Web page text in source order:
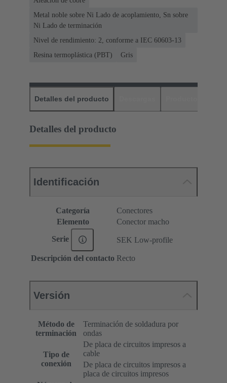
Metal noble sobre Ni Lado de acoplamiento, Sn sobre
Ni Lado de terminación
Nivel de rendimiento: 2, conforme a IEC 60603-13
Resina termoplástica (PBT)
Gris
Detalles del producto
Detalles del producto
Identificación
Categoría
Conectores
Elemento
Conector macho
Serie SEK Low-profile
Descripción del contacto Recto
Versión
Método de
terminación
Terminación de soldadura por
ondas
Tipo de
conexión
De placa de circuitos impresos a
cable
De placa de circuitos impresos a
placa de circuitos impresos